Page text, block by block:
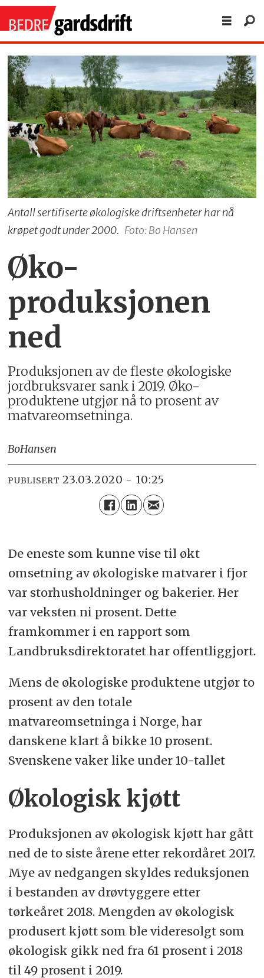
Antall sertifiserte økologiske driftsenheter har nå
krøpet godt under 2000. Foto: Bo Hansen
Øko-
produksjonen
ned
Produksjonen av de fleste økologiske
jordbruksvarer sank i 2019. Øko-
produktene utgjør nå to prosent av
matvareomsetninga.
BoHansen
PUBLISERT 23.03.2020 - 10:25
De eneste som kunne vise til økt
omsetning av økologiske matvarer i fjor
var storhusholdninger og bakerier. Her
var veksten ni prosent. Dette
framkommer i en rapport som
Landbruksdirektoratet har offentliggjort.
Mens de økologiske produktene utgjør to
prosent av den totale
matvareomsetninga i Norge, har
danskene klart å bikke 10 prosent.
Svenskene vaker like under 10-tallet
Økologisk kjøtt
Produksjonen av økologisk kjøtt har gått
ned de to siste årene etter rekordåret 2017.
Mye av nedgangen skyldes reduksjonen
i bestanden av drøvtyggere etter
tørkeåret 2018. Mengden av økologisk
produsert kjøtt som ble videresolgt som
økologisk gikk ned fra 61 prosent i 2018
til 49 prosent i 2019.